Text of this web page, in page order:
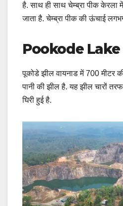
है. साथ ही साथ चेम्ब्रा पीक केरला
जाता है. चेम्ब्रा पीक की ऊंचाई
Pookode
पूकोडे झील वायनाड में 700 मीटर
पानी की झील है. यह झील चारों
घिरी हुई है.